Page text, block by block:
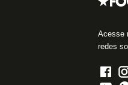
Acesse
redes